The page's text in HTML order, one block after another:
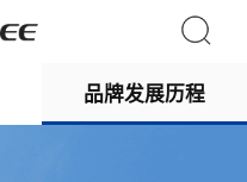
品牌发展历程